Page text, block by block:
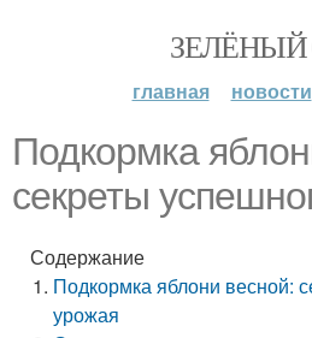
ЗЕЛЁНЫЙ
главная новости
Подкормка
секреты
Содержание
Подкормка яблони весной:
урожая